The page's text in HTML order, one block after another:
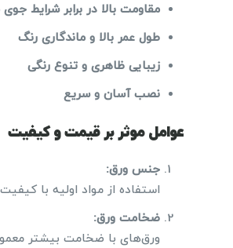
مقاومت بالا در برابر شرایط
طول عمر بالا و ماندگاری رنگ
زیبایی ظاهری و تنوع رنگی
نصب آسان و سریع
عوامل موثر بر قیمت و کیفیت
جنس ورق:
استفاده از مواد اولیه با
ضخامت ورق:
ورق‌های با ضخامت بیشتر